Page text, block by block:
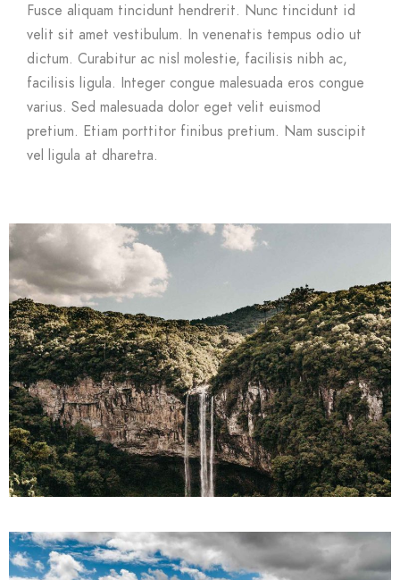
Fusce aliquam tincidunt hendrerit. Nunc tincidunt id
velit sit amet vestibulum. In venenatis tempus odio ut
dictum. Curabitur ac nisl molestie, facilisis nibh ac,
facilisis ligula. Integer congue malesuada eros congue
varius. Sed malesuada dolor eget velit euismod
pretium. Etiam porttitor finibus pretium. Nam suscipit
vel ligula at dharetra.